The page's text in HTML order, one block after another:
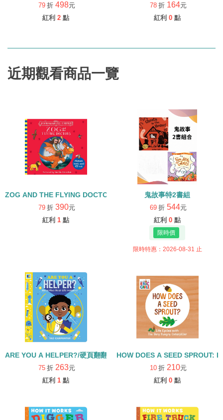
79 折 498元
紅利 2 點
78 折 164元
紅利 0 點
近期觀看商品一覽
ZOG AND THE FLYING DOCTORS/英文繪本+CD
79 折 390元
紅利 1 點
鬼故事特2書組
69 折 544元
紅利 0 點
限時特惠：2026-08-31 止
ARE YOU A HELPER?/硬頁翻翻書
75 折 263元
紅利 1 點
HOW DOES A SEED SPROUT:
10 折 210元
紅利 0 點